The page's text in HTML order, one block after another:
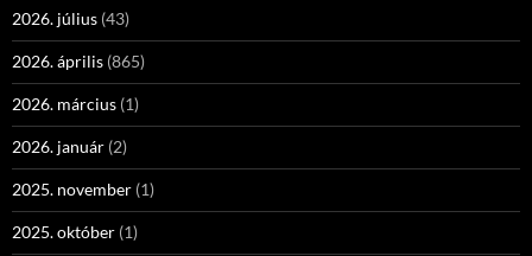
2026. július (43)
2026. április (865)
2026. március (1)
2026. január (2)
2025. november (1)
2025. október (1)